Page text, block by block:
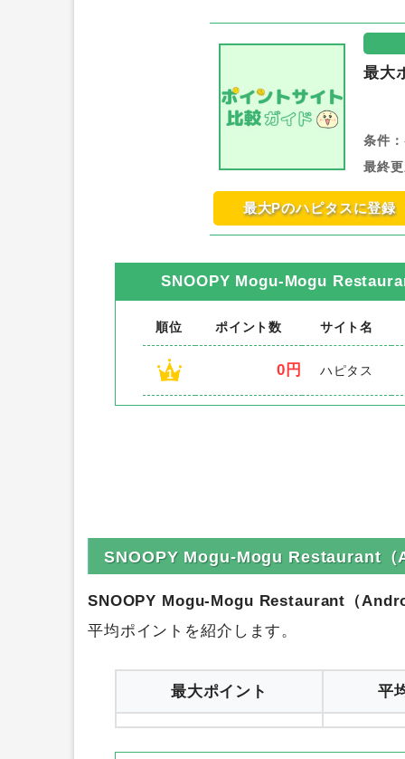
最大
条件：
最終
最大Pのハピタスに登録
SNOOPY Mogu-Mogu
順位 ポイント数 サイト名
1 0円 ハピタス
SNOOPY Mogu-Mogu Restaurant（
SNOOPY Mogu-Mogu Restaurant（
平均ポイントを紹介します。
最大ポイント 平